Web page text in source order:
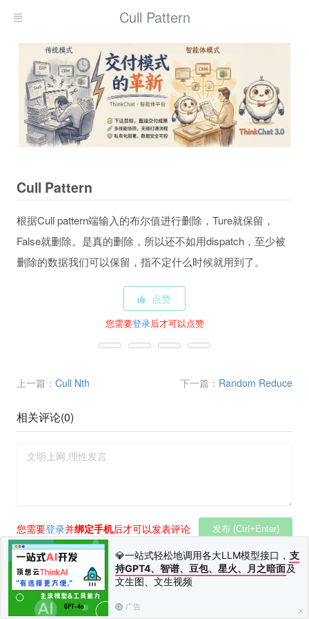
💎一站式轻松地调用各大LLM模型接口， 支
持GPT4、智谱、豆包、星火、月之暗面及
文生图、文生视频
广告
Cull Pattern
Cull Pattern
根据Cull pattern端输入的布尔值进行删除，Ture就保留，
False就删除。是真的删除，所以还不如用dispatch，至少被
删除的数据我们可以保留，指不定什么时候就用到了。
点赞
您需要登录后才可以点赞
上一篇： Cull Nth 下一篇： Random Reduce
相关评论(0)
您需要登录并绑定手机后才可以发表评论 发布 (Ctrl+Enter)